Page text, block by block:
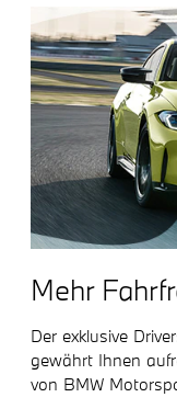
Mehr
Der exklusive
gewährt Ihnen
von BMW